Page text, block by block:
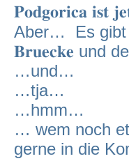
𝐏𝐨𝐝𝐠𝐨𝐫𝐢𝐜𝐚 𝐢𝐬𝐭
Aber… Es gibt
𝐁𝐫𝐮𝐞𝐜𝐤𝐞 und
…und…
…tja…
…hmm…
… wem noch
gerne in die